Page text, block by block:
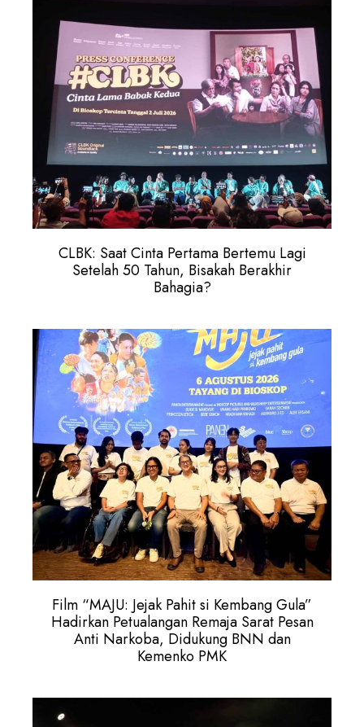
CLBK: Saat Cinta Pertama Bertemu Lagi
Setelah 50 Tahun, Bisakah Berakhir
Bahagia?
Film “MAJU: Jejak Pahit si Kembang Gula”
Hadirkan Petualangan Remaja Sarat Pesan
Anti Narkoba, Didukung BNN dan
Kemenko PMK